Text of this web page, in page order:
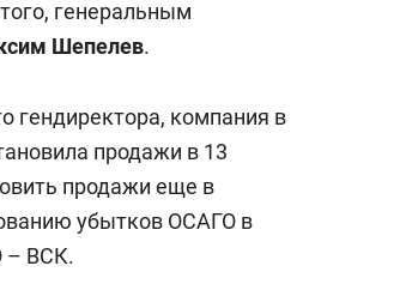
генеральным
Шепелев.
гендиректора, компания в
продажи в 13
продажи еще в
убытков ОСАГО в
– ВСК.
будет
природе, работа
с ментальным и физическим